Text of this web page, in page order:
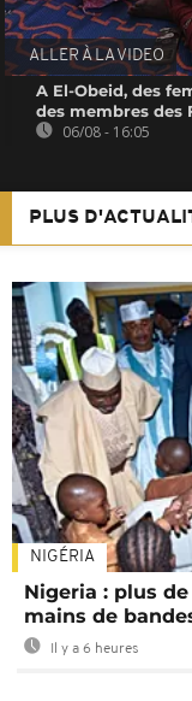
ALLER À LA VIDEO
A El-Obeid, des
des membres des
06/08 - 16:05
PLUS
NIGÉRIA
Nigeria : plus
mains de
Il y a 6 heures